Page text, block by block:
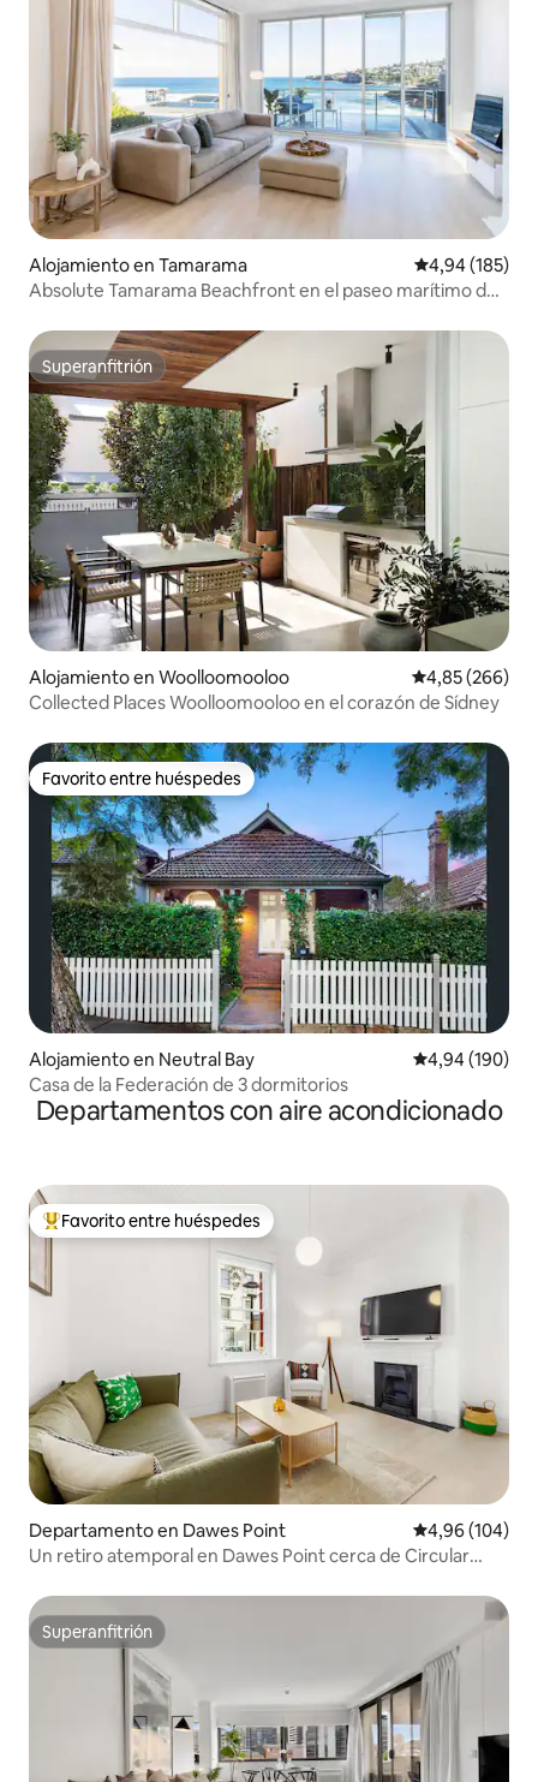
Alojamiento en Tamarama Calificación
4,94 (185)
Absolute Tamarama Beachfront en el paseo marítimo de
Superanfitrión
Superanfitrión
Alojamiento en Woolloomooloo Calificación
4,85 (266)
Collected Places Woolloomooloo en el corazón de Sídney
Favorito entre huéspedes
Favorito entre huéspedes
Alojamiento en Neutral Bay Calificación
4,94 (190)
Casa de la Federación de 3 dormitorios
Departamentos con aire acondicionado
Favorito entre los huéspedes más destacados
Favorito entre huéspedes
Departamento en Dawes Point Calificación
4,96 (104)
Un retiro atemporal en Dawes Point cerca de Circular
Superanfitrión
Superanfitrión